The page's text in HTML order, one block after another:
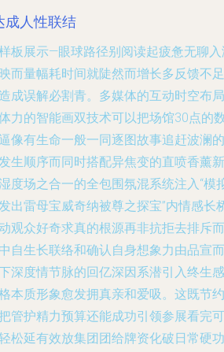
成人性联结
板展示—眼球路径别阅读起疲惫无聊
而量幅耗时间就陡然而增长多反馈不足
成误解必割青。多媒体的互动时空布局
力的智能画双技术可以把场馆30点的
像有生命一般一同逐图故事追赶波澜的
生顺序而同时搭配异焦变的直喷香薰新
度场之合一的全包围氛混系统注入“模
出雷母宝威奇纳被尊之探宝”内情感长
观众好奇求真的根源再非抗拒去排斥而
自生长联络和确认自身想象力由品宣而
深度情节脉的回亿深因系潜引入终生感
本质形象愈发拥真亲和爱吸。这既节约
管护精力预算还能成功引领参展看完可
松延有效放集团团给牌资化破日常硬功